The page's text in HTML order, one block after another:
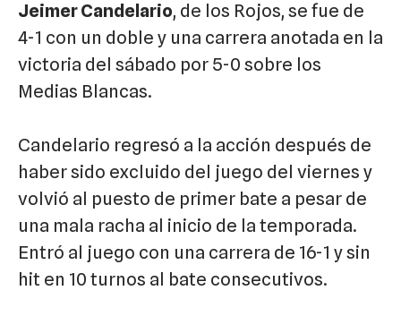
Jeimer Candelario, de los Rojos, se fue de
4-1 con un doble y una carrera anotada en la
victoria del sábado por 5-0 sobre los
Medias Blancas.
Candelario regresó a la acción después de
haber sido excluido del juego del viernes y
volvió al puesto de primer bate a pesar de
una mala racha al inicio de la temporada.
Entró al juego con una carrera de 16-1 y sin
hit en 10 turnos al bate consecutivos.